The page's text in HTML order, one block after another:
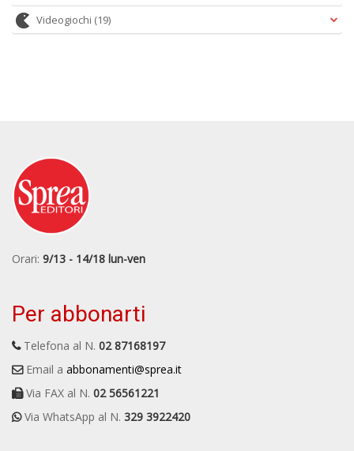
Videogiochi (19)
Orari: 9/13 - 14/18 lun-ven
Per abbonarti
Telefona al N. 02 87168197
Email a abbonamenti@sprea.it
Via FAX al N. 02 56561221
Via WhatsApp al N. 329 3922420